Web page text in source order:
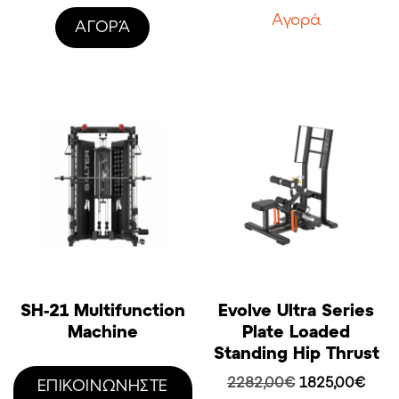
AΓΟΡΆ
was:
2325,00€.
Aγορά
SH-21 Multifunction
Machine
ΕΠΙΚΟΙΝΩΝΗΣΤΕ
Evolve Ultra Series
Plate Loaded
Standing Hip Thrust
2282,00€ Original
1825,00€Η